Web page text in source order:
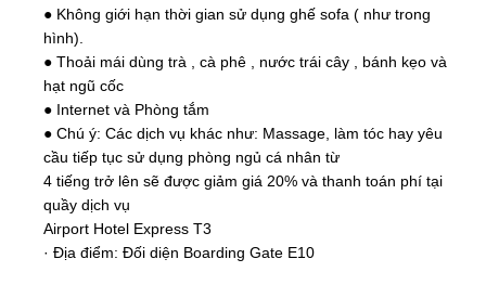
● Không giới hạn thời gian sử dụng ghế sofa ( như trong
hình).
● Thoải mái dùng trà , cà phê , nước trái cây , bánh kẹo và
hạt ngũ cốc
● Internet và Phòng tắm
● Chú ý: Các dịch vụ khác như: Massage, làm tóc hay yêu
cầu tiếp tục sử dụng phòng ngủ cá nhân từ
4 tiếng trở lên sẽ được giảm giá 20% và thanh toán phí tại
quầy dịch vụ
Airport Hotel Express T3
· Địa điểm: Đối diện Boarding Gate E10